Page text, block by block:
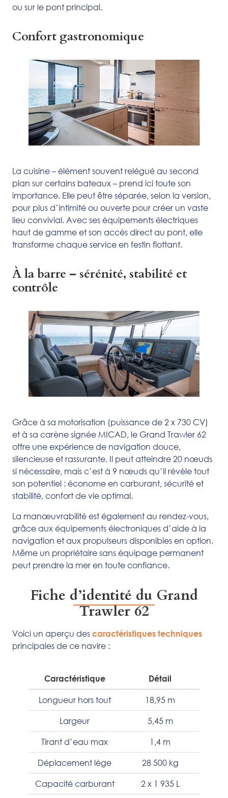
ou sur le pont principal.
Confort gastronomique
La cuisine – élément souvent relégué au second
plan sur certains bateaux – prend ici toute son
importance. Elle peut être séparée, selon la version,
pour plus d’intimité ou ouverte pour créer un vaste
lieu convivial. Avec ses équipements électriques
haut de gamme et son accès direct au pont, elle
transforme chaque service en festin flottant.
À la barre – sérénité, stabilité et
contrôle
Grâce à sa motorisation (puissance de 2 x 730 CV)
et à sa carène signée MICAD, le Grand Trawler 62
offre une expérience de navigation douce,
silencieuse et rassurante. Il peut atteindre 20 nœuds
si nécessaire, mais c’est à 9 nœuds qu’il révèle tout
son potentiel : économe en carburant, sécurité et
stabilité, confort de vie optimal.
La manœuvrabilité est également au rendez-vous,
grâce aux équipements électroniques d’aide à la
navigation et aux propulseurs disponibles en option.
Même un propriétaire sans équipage permanent
peut prendre la mer en toute confiance.
Fiche d’identité du Grand
Trawler 62
Voici un aperçu des caractéristiques techniques
principales de ce navire :
Caractéristique Détail
Longueur hors tout
18,95 m
Largeur
5,45 m
Tirant d’eau max
1,4 m
Déplacement lège
28 500 kg
Capacité carburant
2 x 1 935 L